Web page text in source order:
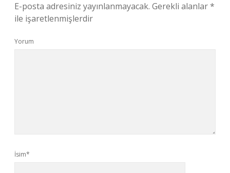
E-posta adresiniz yayınlanmayacak. Gerekli alanlar*
ile işaretlenmişlerdir
Yorum
İsim*